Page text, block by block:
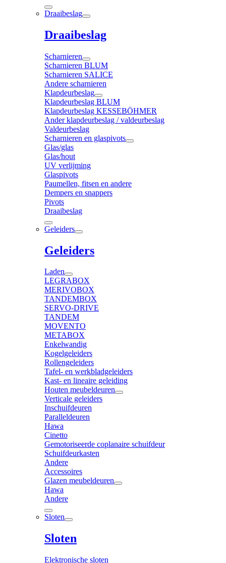
Draaibeslag
Draaibeslag
Scharnieren
Scharnieren BLUM
Scharnieren SALICE
Andere scharnieren
Klapdeurbeslag
Klapdeurbeslag BLUM
Klapdeurbeslag KESSEBÖHMER
Ander klapdeurbeslag / valdeurbeslag
Valdeurbeslag
Scharnieren en glaspivots
Glas/glas
Glas/hout
UV verlijming
Glaspivots
Paumellen, fitsen en andere
Dempers en snappers
Pivots
Draaibeslag
Geleiders
Geleiders
Laden
LEGRABOX
MERIVOBOX
TANDEMBOX
SERVO-DRIVE
TANDEM
MOVENTO
METABOX
Enkelwandig
Kogelgeleiders
Rollengeleiders
Tafel- en werkbladgeleiders
Kast- en lineaire geleiding
Houten meubeldeuren
Verticale geleiders
Inschuifdeuren
Paralleldeuren
Hawa
Cinetto
Gemotoriseerde coplanaire schuifdeur
Schuifdeurkasten
Andere
Accessoires
Glazen meubeldeuren
Hawa
Andere
Sloten
Sloten
Elektronische sloten